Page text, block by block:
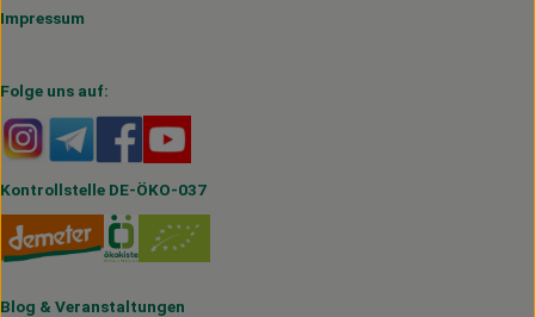
Impressum
Folge uns auf:
Externer Link zu https://www.instagram.com/
Externer Link zu https://t.me/s/hofmahlitzsch
Externer Link zu https://www.facebook.com/
Kontrollstelle DE-ÖKO-037
Blog & Veranstaltungen